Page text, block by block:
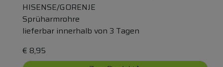
HISENSE/GORENJE
Sprüharmrohre
lieferbar innerhalb von 3 Tagen
€ 8,95